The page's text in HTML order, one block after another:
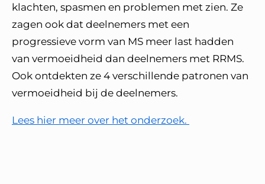
klachten, spasmen en problemen met zien. Ze
zagen ook dat deelnemers met een
progressieve vorm van MS meer last hadden
van vermoeidheid dan deelnemers met RRMS.
Ook ontdekten ze 4 verschillende patronen van
vermoeidheid bij de deelnemers.
Lees hier meer over het onderzoek.